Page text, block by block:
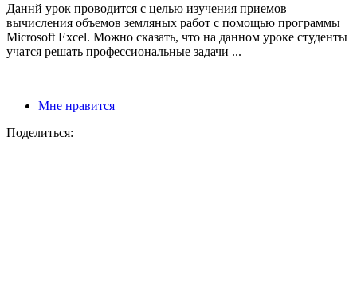
Даннй урок проводится с целью изучения приемов
вычисления объемов земляных работ с помощью программы
Microsoft Excel. Можно сказать, что на данном уроке студенты
учатся решать профессиональные задачи ...
Мне нравится
Поделиться: